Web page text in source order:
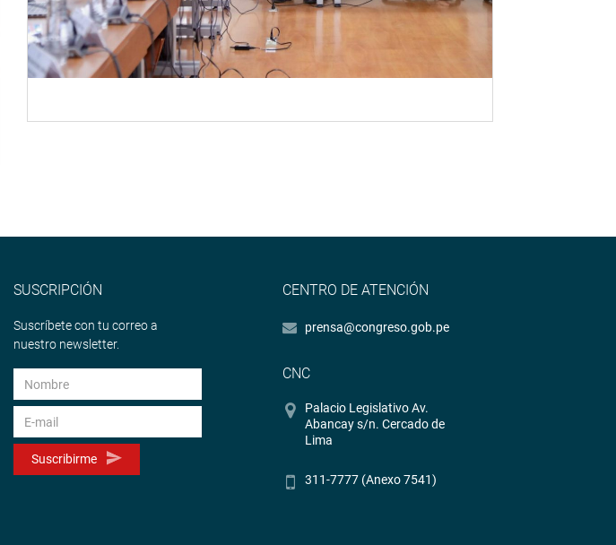
SUSCRIPCIÓN
Suscríbete con tu correo a
nuestro newsletter.
Suscribirme
CENTRO DE ATENCIÓN
prensa@congreso.gob.pe
CNC
Palacio Legislativo Av.
Abancay s/n. Cercado de
Lima
311-7777 (Anexo 7541)